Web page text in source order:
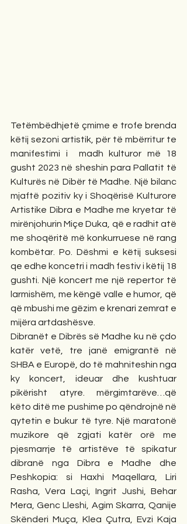
Tetëmbëdhjetë çmime e trofe brenda
këtij sezoni artistik, për të mbërritur te
manifestimi i  madh kulturor më 18
gusht 2023 në sheshin para Pallatit të
Kulturës në Dibër të Madhe. Një bilanc
mjaftë pozitiv ky i Shoqërisë Kulturore
Artistike Dibra e Madhe me kryetar të
mirënjohurin Miçe Duka, që e radhit atë
me shoqëritë më konkurruese në rang
kombëtar. Po. Dëshmi e këtij suksesi
qe edhe koncetri i madh festiv i këtij 18
gushti. Një koncert me një repertor të
larmishëm, me këngë valle e humor, që
që mbushi me gëzim e krenari zemrat e
mijëra artdashësve.
Dibranët e Dibrës së Madhe ku në çdo
katër vetë, tre janë emigrantë në
SHBA e Europë, do të mahniteshin nga
ky koncert, ideuar dhe kushtuar
pikërisht atyre. mërgimtarëve…që
këto ditë me pushime po qëndrojnë në
qytetin e bukur të tyre. Një maratonë
muzikore që zgjati katër orë me
pjesmarrje të artistëve të spikatur
dibranë nga Dibra e Madhe dhe
Peshkopia: si Haxhi Maqellara, Liri
Rasha, Vera Laçi, Ingrit Jushi, Behar
Mera, Genc Lleshi, Agim Skarra, Qanije
Skënderi Muça, Klea Çutra, Evzi Kaja